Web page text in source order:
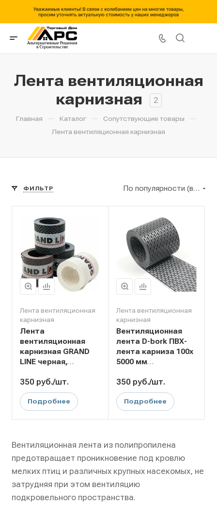
Лента вентиляционная
карнизная
2
Главная — Каталог — Сопутствующие товары —
Лента вентиляционная карнизная
ФИЛЬТР По популярности (возрастание)
Лента вентиляционная
карнизная
Лента
вентиляционная
карнизная GRAND
LINE черная,
100х5000
350 руб./шт.
Подробнее
Лента вентиляционная
карнизная
Вентиляционная
лента D-bork ПВХ-
лента карниза 100х
5000 мм
графит, белая
350 руб./шт.
Подробнее
Вентиляционная лента из полипропилена
предотвращает проникновение под кровлю
мелких птиц и различных крупных насекомых, не
затрудняя при этом вентиляцию
подкровельного пространства.